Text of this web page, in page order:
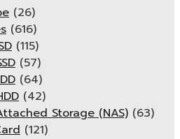
(26)
(616)
(115)
(57)
(64)
(42)
Storage (NAS) (63)
(121)